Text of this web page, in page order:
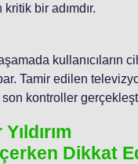
bir adımdır.
kullanıcıların
Tamir edilen
kontroller
Dikkat